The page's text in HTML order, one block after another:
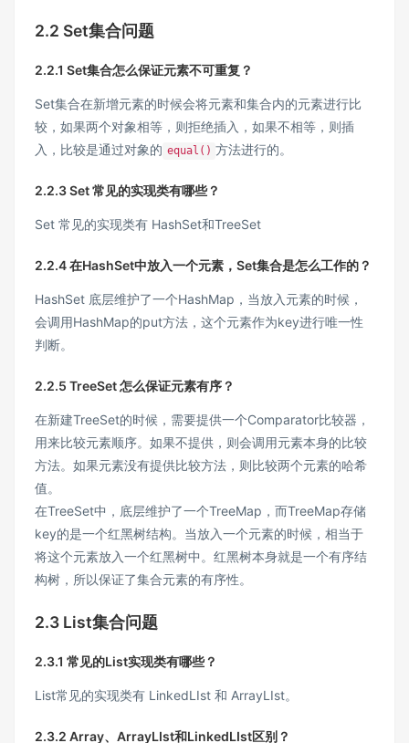
2.2 Set集合问题
2.2.1 Set集合怎么保证元素不可重复？
Set集合在新增元素的时候会将元素和集合内的元素进行比
较，如果两个对象相等，则拒绝插入，如果不相等，则插
入，比较是通过对象的 equal() 方法进行的。
2.2.3 Set 常见的实现类有哪些？
Set 常见的实现类有 HashSet和TreeSet
2.2.4 在HashSet中放入一个元素，Set集合是怎么工作的？
HashSet 底层维护了一个HashMap，当放入元素的时候，
会调用HashMap的put方法，这个元素作为key进行唯一性
判断。
2.2.5 TreeSet 怎么保证元素有序？
在新建TreeSet的时候，需要提供一个Comparator比较器，
用来比较元素顺序。如果不提供，则会调用元素本身的比较
方法。如果元素没有提供比较方法，则比较两个元素的哈希
值。
在TreeSet中，底层维护了一个TreeMap，而TreeMap存储
key的是一个红黑树结构。当放入一个元素的时候，相当于
将这个元素放入一个红黑树中。红黑树本身就是一个有序结
构树，所以保证了集合元素的有序性。
2.3 List集合问题
2.3.1 常见的List实现类有哪些？
List常见的实现类有 LinkedLIst 和 ArrayLIst。
2.3.2 Array、ArrayLIst和LinkedLIst区别？